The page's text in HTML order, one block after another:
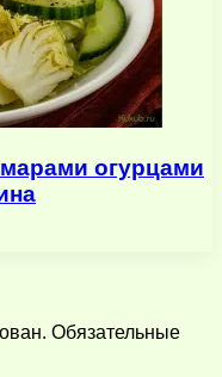
огурцами
Обязательные